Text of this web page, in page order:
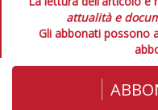
attualità e
Gli abbonati possono